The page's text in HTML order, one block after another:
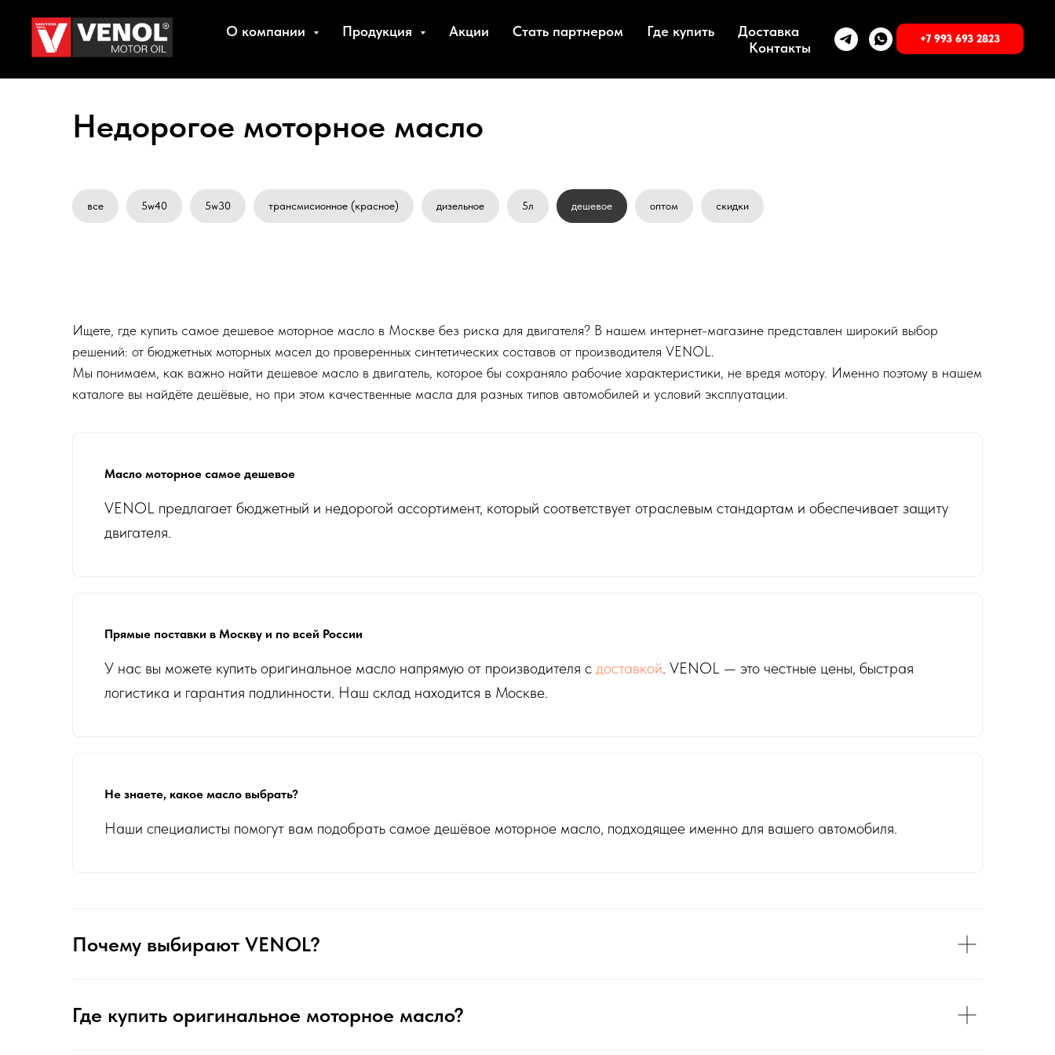
О компании Продукция Акции Стать партнером Где купить
Доставка
Контакты
+7 993 693 2823
Недорогое моторное масло
все 5w40 5w30 трансмисионное (красное) дизельное 5л дешевое оптом скидки
Ищете, где купить самое дешевое моторное масло в Москве без риска для двигателя? В нашем интернет-магазине представлен широкий выбор
решений: от бюджетных моторных масел до проверенных синтетических составов от производителя VENOL.
Мы понимаем, как важно найти дешевое масло в двигатель, которое бы сохраняло рабочие характеристики, не вредя мотору. Именно поэтому в нашем
каталоге вы найдёте дешёвые, но при этом качественные масла для разных типов автомобилей и условий эксплуатации.
Масло моторное самое дешевое
VENOL предлагает бюджетный и недорогой ассортимент, который соответствует отраслевым стандартам и обеспечивает защиту
двигателя.
Прямые поставки в Москву и по всей России
У нас вы можете купить оригинальное масло напрямую от производителя с доставкой. VENOL — это честные цены, быстрая
логистика и гарантия подлинности. Наш склад находится в Москве.
Не знаете, какое масло выбрать?
Наши специалисты помогут вам подобрать самое дешёвое моторное масло, подходящее именно для вашего автомобиля.
Почему выбирают VENOL?
Где купить оригинальное моторное масло?